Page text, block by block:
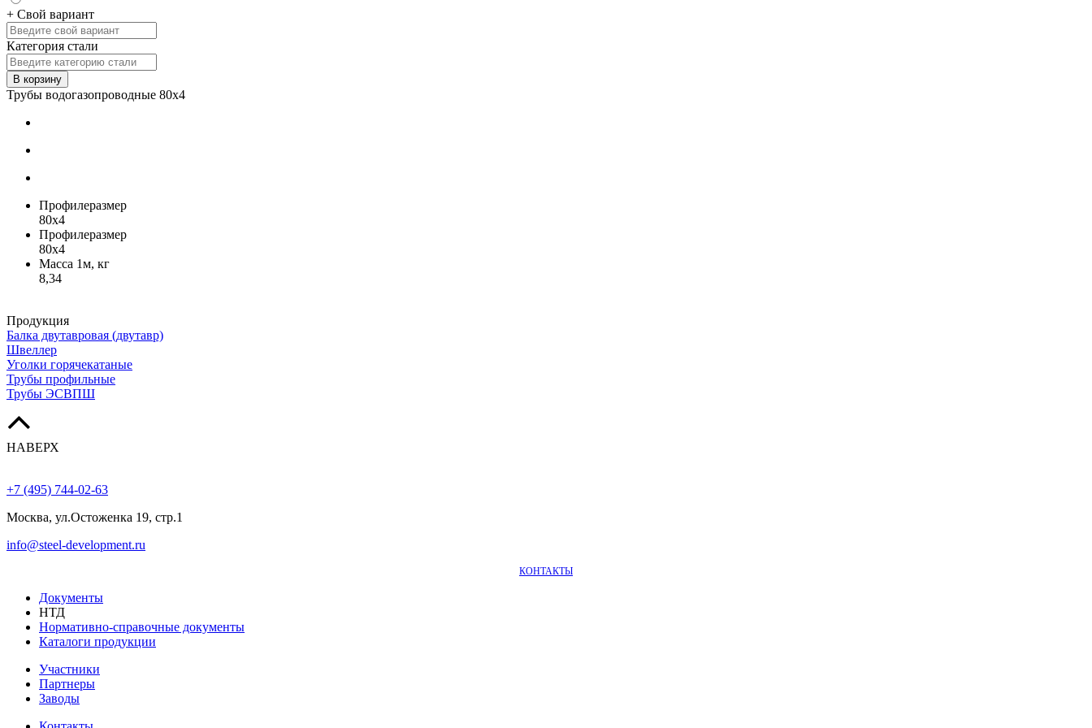
+ Свой вариант
Категория стали
В корзину
Трубы водогазопроводные 80х4
Профилеразмер
80х4
Профилеразмер
80x4
Масса 1м, кг
8,34
Продукция
Балка двутавровая (двутавр)
Швеллер
Уголки горячекатаные
Трубы профильные
Трубы ЭСВПШ
НАВЕРХ
+7 (495) 744-02-63
Москва, ул.Остоженка 19, стр.1
info@steel-development.ru
КОНТАКТЫ
Документы
НТД
Нормативно-справочные документы
Каталоги продукции
Участники
Партнеры
Заводы